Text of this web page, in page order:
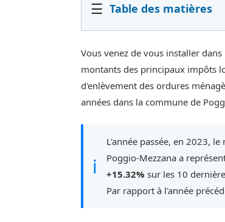
☰ Table des matières
Vous venez de vous installer
montants des principaux impôts
d'enlèvement des ordures
années dans la commune de
ℹ
L'année passée, en 2023,
Poggio-Mezzana a
+15.32% sur les 10
Par rapport à l'année